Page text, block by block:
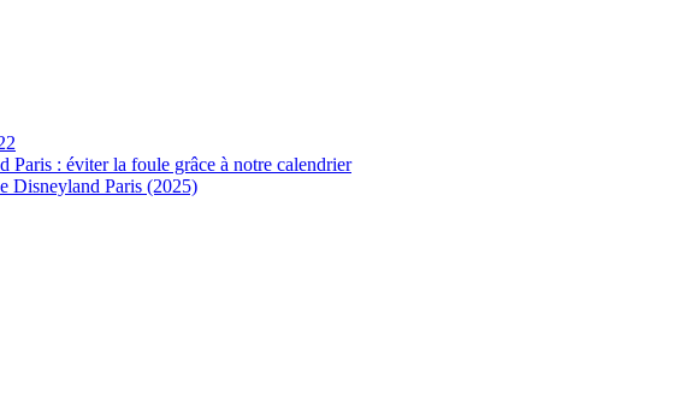
Paris : éviter la foule grâce à notre calendrier
Disneyland Paris (2025)